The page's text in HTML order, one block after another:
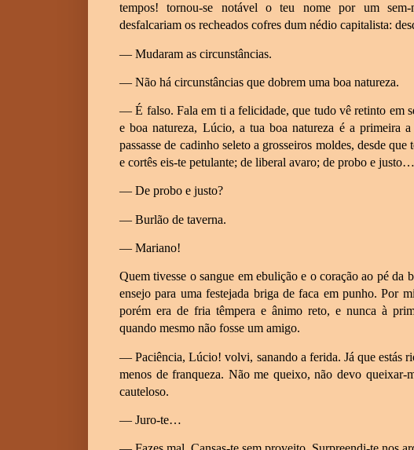
tempos! tornou-se notável o teu nome por um sem-
desfalcariam os recheados cofres dum nédio capitalista:
— Mudaram as circunstâncias.
— Não há circunstâncias que dobrem uma boa natureza.
— É falso. Fala em ti a felicidade, que tudo vê retinto em
e boa natureza, Lúcio, a tua boa natureza é a primeira
passasse de cadinho seleto a grosseiros moldes, desde
e cortês eis-te petulante; de liberal avaro; de probo e justo…
— De probo e justo?
— Burlão de taverna.
— Mariano!
Quem tivesse o sangue em ebulição e o coração ao pé da
ensejo para uma festejada briga de faca em punho. Por
porém era de fria têmpera e ânimo reto, e nunca à
quando mesmo não fosse um amigo.
— Paciência, Lúcio! volvi, sanando a ferida. Já que estás
menos de franqueza. Não me queixo, não devo queixar-
cauteloso.
— Juro-te…